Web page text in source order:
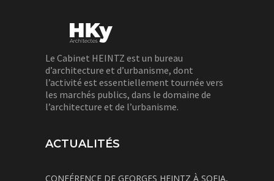
Le Cabinet HEINTZ est un bureau
d’architecture et d’urbanisme, dont
l’activité est essentiellement tournée vers
les marchés publics, dans le domaine de
l’architecture et de l’urbanisme.
ACTUALITÉS
CONFÉRENCE DE GEORGES HEINTZ À SOFIA,